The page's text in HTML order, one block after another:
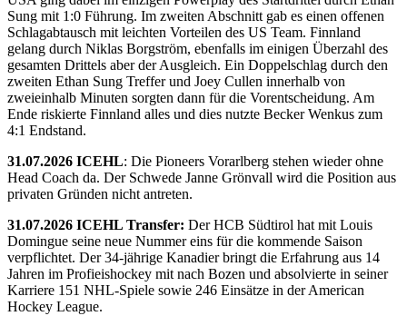
Sung mit 1:0 Führung. Im zweiten Abschnitt gab es einen offenen
Schlagabtausch mit leichten Vorteilen des US Team. Finnland
gelang durch Niklas Borgström, ebenfalls im einigen Überzahl des
gesamten Drittels aber der Ausgleich. Ein Doppelschlag durch den
zweiten Ethan Sung Treffer und Joey Cullen innerhalb von
zweieinhalb Minuten sorgten dann für die Vorentscheidung. Am
Ende riskierte Finnland alles und dies nutzte Becker Wenkus zum
4:1 Endstand.
31.07.2026 ICEHL: Die Pioneers Vorarlberg stehen wieder ohne
Head Coach da. Der Schwede Janne Grönvall wird die Position aus
privaten Gründen nicht antreten.
31.07.2026 ICEHL Transfer: Der HCB Südtirol hat mit Louis
Domingue seine neue Nummer eins für die kommende Saison
verpflichtet. Der 34-jährige Kanadier bringt die Erfahrung aus 14
Jahren im Profieishockey mit nach Bozen und absolvierte in seiner
Karriere 151 NHL-Spiele sowie 246 Einsätze in der American
Hockey League.